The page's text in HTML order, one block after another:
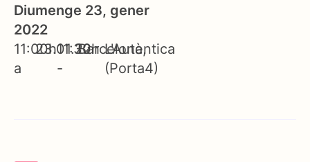
Diumenge 23, gener
2022
11:00h
a
23.01.22
11:30h
-
Barcelona
L'Autèntica
(Porta4)